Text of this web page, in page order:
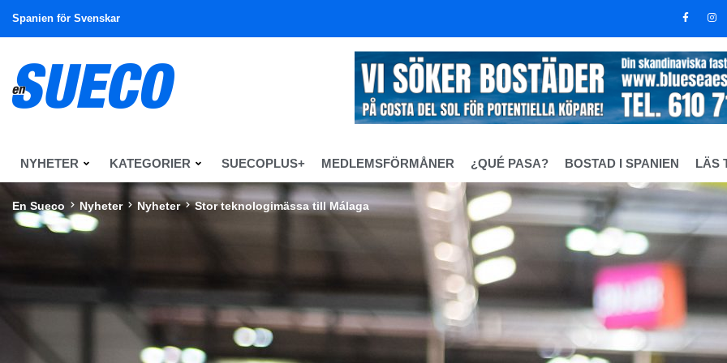
Spanien för Svenskar
NYHETER KATEGORIER SUECOPLUS+ MEDLEMSFÖRMÅNER ¿QUÉ PASA? BOSTAD I SPANIEN LÄS
En Sueco Nyheter Nyheter Stor teknologimässa till Málaga